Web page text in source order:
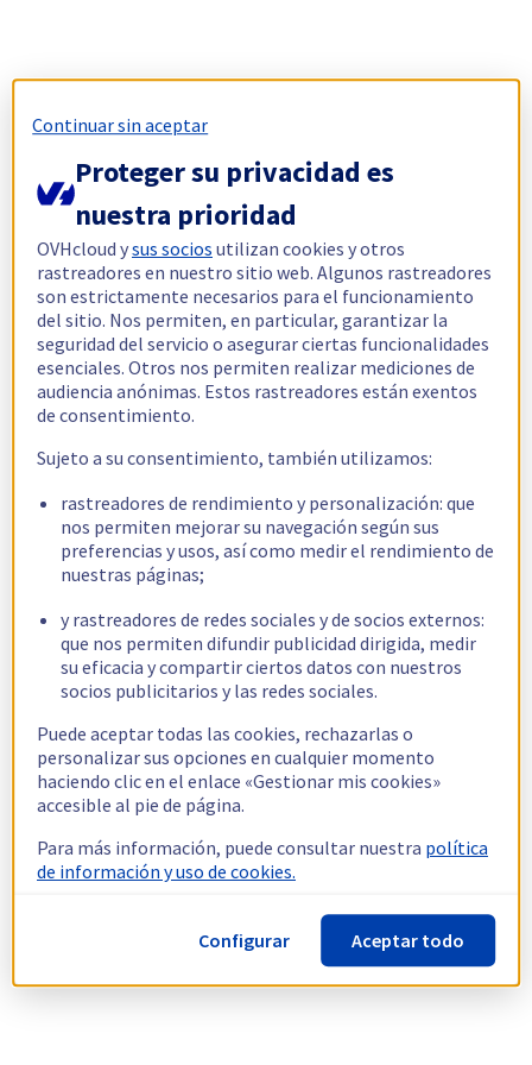
Continuar sin aceptar
Proteger su privacidad es
nuestra prioridad
OVHcloud ysus socios utilizan cookies y otros
rastreadores en nuestro sitio web. Algunos rastreadores
son estrictamente necesarios para el funcionamiento
del sitio. Nos permiten, en particular, garantizar la
seguridad del servicio o asegurar ciertas funcionalidades
esenciales. Otros nos permiten realizar mediciones de
audiencia anónimas. Estos rastreadores están exentos
de consentimiento.
Sujeto a su consentimiento, también utilizamos:
rastreadores de rendimiento y personalización: que
nos permiten mejorar su navegación según sus
preferencias y usos, así como medir el rendimiento de
nuestras páginas;
y rastreadores de redes sociales y de socios externos:
que nos permiten difundir publicidad dirigida, medir
su eficacia y compartir ciertos datos con nuestros
socios publicitarios y las redes sociales.
Puede aceptar todas las cookies, rechazarlas o
personalizar sus opciones en cualquier momento
haciendo clic en el enlace «Gestionar mis cookies»
accesible al pie de página.
Para más información, puede consultar nuestra política
de información y uso de cookies.
Configurar Aceptar todo